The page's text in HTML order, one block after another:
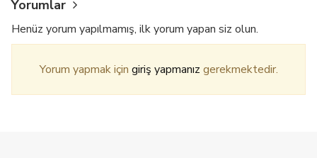
Yorumlar
Henüz yorum yapılmamış, ilk yorum yapan siz olun.
Yorum yapmak için giriş yapmanız gerekmektedir.